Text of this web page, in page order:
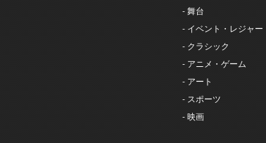
- 舞台
- イベント・レジャー
- クラシック
- アニメ・ゲーム
- アート
- スポーツ
- 映画